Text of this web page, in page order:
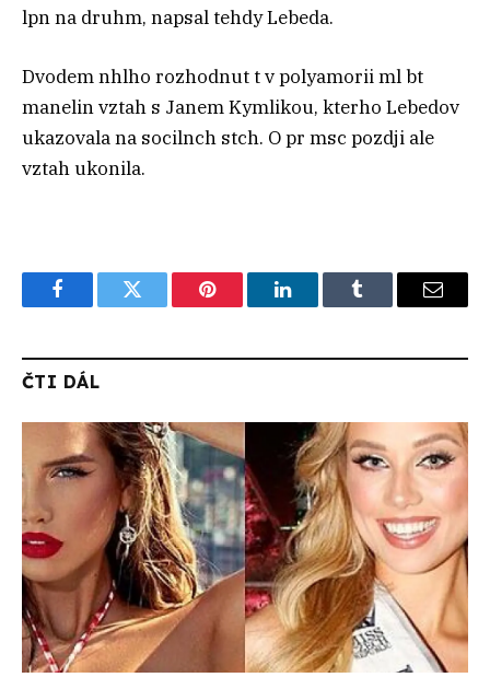
lpn na druhm, napsal tehdy Lebeda.
Dvodem nhlho rozhodnut t v polyamorii ml bt
manelin vztah s Janem Kymlikou, kterho Lebedov
ukazovala na socilnch stch. O pr msc pozdji ale
vztah ukonila.
FacebookTwitter Pinterest LinkedInTumblr Email
ČTI DÁL